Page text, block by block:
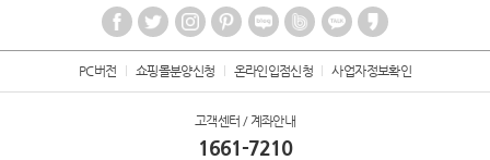
PC버전 쇼핑몰분양신청 온라인입점신청 사업자정보확인
고객센터 / 계좌안내
1661-7210